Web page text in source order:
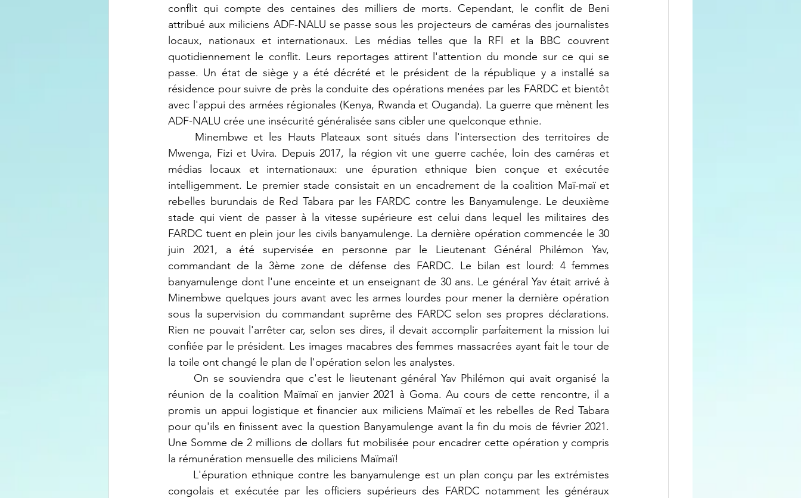
conflit qui compte des centaines des milliers de morts. Cependant, le conflit de Beni
attribué aux miliciens ADF-NALU se passe sous les projecteurs de caméras des journalistes
locaux, nationaux et internationaux. Les médias telles que la RFI et la BBC couvrent
quotidiennement le conflit. Leurs reportages attirent l'attention du monde sur ce qui se
passe. Un état de siège y a été décrété et le président de la république y a installé sa
résidence pour suivre de près la conduite des opérations menées par les FARDC et bientôt
avec l'appui des armées régionales (Kenya, Rwanda et Ouganda). La guerre que mènent les
ADF-NALU crée une insécurité généralisée sans cibler une quelconque ethnie.
Mwenga, Fizi et Uvira. Depuis 2017, la région vit une guerre cachée, loin des caméras et
médias locaux et internationaux: une épuration ethnique bien conçue et exécutée
intelligemment. Le premier stade consistait en un encadrement de la coalition Maï-maï et
rebelles burundais de Red Tabara par les FARDC contre les Banyamulenge. Le deuxième
stade qui vient de passer à la vitesse supérieure est celui dans lequel les militaires des
FARDC tuent en plein jour les civils banyamulenge. La dernière opération commencée le 30
juin 2021, a été supervisée en personne par le Lieutenant Général Philémon Yav,
commandant de la 3ème zone de défense des FARDC. Le bilan est lourd: 4 femmes
banyamulenge dont l'une enceinte et un enseignant de 30 ans. Le général Yav était arrivé à
Minembwe quelques jours avant avec les armes lourdes pour mener la dernière opération
sous la supervision du commandant suprême des FARDC selon ses propres déclarations.
Rien ne pouvait l'arrêter car, selon ses dires, il devait accomplir parfaitement la mission lui
confiée par le président. Les images macabres des femmes massacrées ayant fait le tour de
la toile ont changé le plan de l'opération selon les analystes.
réunion de la coalition Maïmaï en janvier 2021 à Goma. Au cours de cette rencontre, il a
promis un appui logistique et financier aux miliciens Maïmaï et les rebelles de Red Tabara
pour qu'ils en finissent avec la question Banyamulenge avant la fin du mois de février 2021.
Une Somme de 2 millions de dollars fut mobilisée pour encadrer cette opération y compris
la rémunération mensuelle des miliciens Maïmaï!
congolais et exécutée par les officiers supérieurs des FARDC notamment les généraux